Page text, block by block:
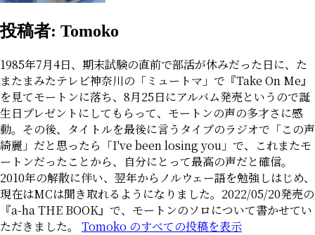
投稿者: Tomoko
1985年7月4日、期末試験の直前で部活が休みだった日に、た
またまみたテレビ神奈川の「ミュートマ」で『Take On Me』
を見てモートンに落ち、8月25日にアルバム発売というので誕
生日プレゼントにしてもらって、モートンの声の多才さに感
動。その後、タイトルを最後に言うタイプのラジオで「この声
綺麗」だと思ったら「I've been losing you」で、これまたモ
ートンだったことから、自分にとって最高の声だと確信。
2010年の解散に伴い、翌年からノルウェー語を勉強しはじめ、
現在はMCは聞き取れるようになりました。2022/05/20発売の
『a-ha THE BOOK』で、モートンのソロについて書かせてい
ただきました。 Tomoko のすべての投稿を表示